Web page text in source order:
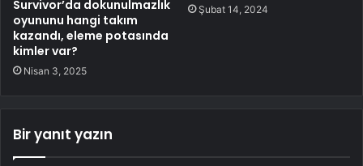
Survivor’da dokunulmazlık
oyununu hangi takım
kazandı, eleme potasında
kimler var?
Nisan 3, 2025
Şubat 14, 2024
Bir yanıt yazın